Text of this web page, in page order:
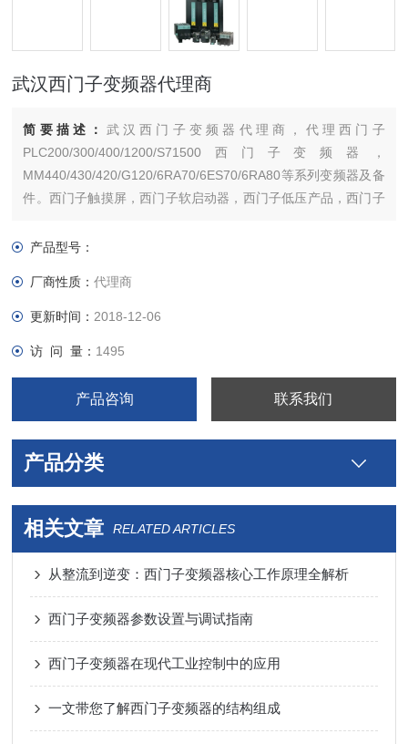
武汉西门子变频器代理商
简要描述： 武汉西门子变频器代理商，代理西门子
PLC200/300/400/1200/S71500西门子变频器，
MM440/430/420/G120/6RA70/6ES70/6RA80等系列变频器及备
件。西门子触摸屏，西门子软启动器，西门子低压产品，西门子
本公司购买的产品，保证*，假一罚十，质保一年。一年内产品非
产品型号：
厂商性质：代理商
更新时间： 2018-12-06
访 问 量： 1495
产品咨询 联系我们
产品分类
相关文章 RELATED ARTICLES
从整流到逆变：西门子变频器核心工作原理全解析
西门子变频器参数设置与调试指南
西门子变频器在现代工业控制中的应用
一文带您了解西门子变频器的结构组成